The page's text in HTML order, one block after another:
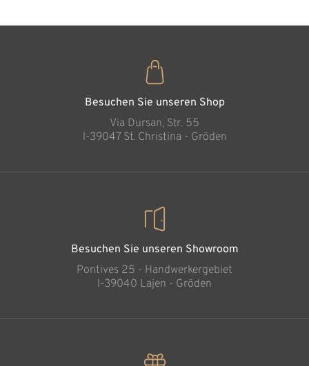
Besuchen Sie unseren Shop
Via Dursan, Str. 55
l-39047 St. Christina - Gröden
Besuchen Sie unseren Showroom
Pontives 25 - Handwerkergebiet
l-39040 Lajen - Gröden